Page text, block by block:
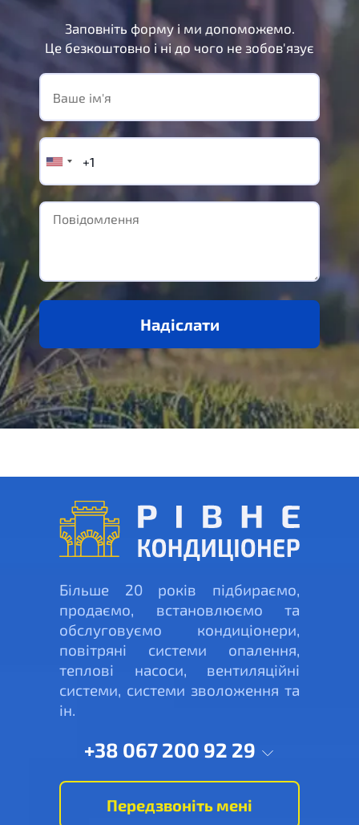
Заповніть форму і ми допоможемо.
Це безкоштовно і ні до чого не зобов'язує
Надіслати
Більше 20 років підбираємо,
продаємо, встановлюємо та
обслуговуємо кондиціонери,
повітряні системи опалення,
теплові насоси, вентиляційні
системи, системи зволоження та
ін.
+38 067 200 92 29
Передзвоніть мені